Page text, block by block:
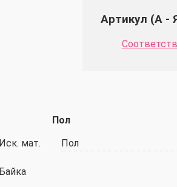
Артикул (А -
Иск. мат.
Пол
Пол
Байка